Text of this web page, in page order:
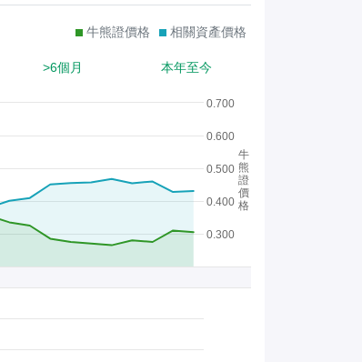
牛熊證價格 相關資產價格
>6個月 本年至今
0.600
0.300
0.400
0.500
0.700
牛
熊
證
價
格